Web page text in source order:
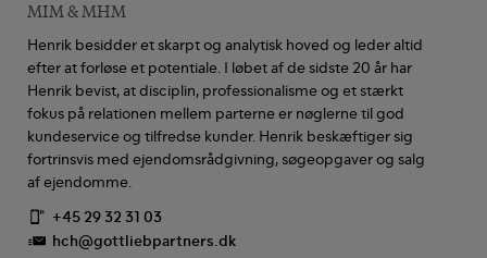
MIM & MHM
Henrik besidder et skarpt og analytisk hoved og leder altid
efter at forløse et potentiale. I løbet af de sidste 20 år har
Henrik bevist, at disciplin, professionalisme og et stærkt
fokus på relationen mellem parterne er nøglerne til god
kundeservice og tilfredse kunder. Henrik beskæftiger sig
fortrinsvis med ejendomsrådgivning, søgeopgaver og salg
af ejendomme.
+45 29 32 31 03
hch@gottliebpartners.dk